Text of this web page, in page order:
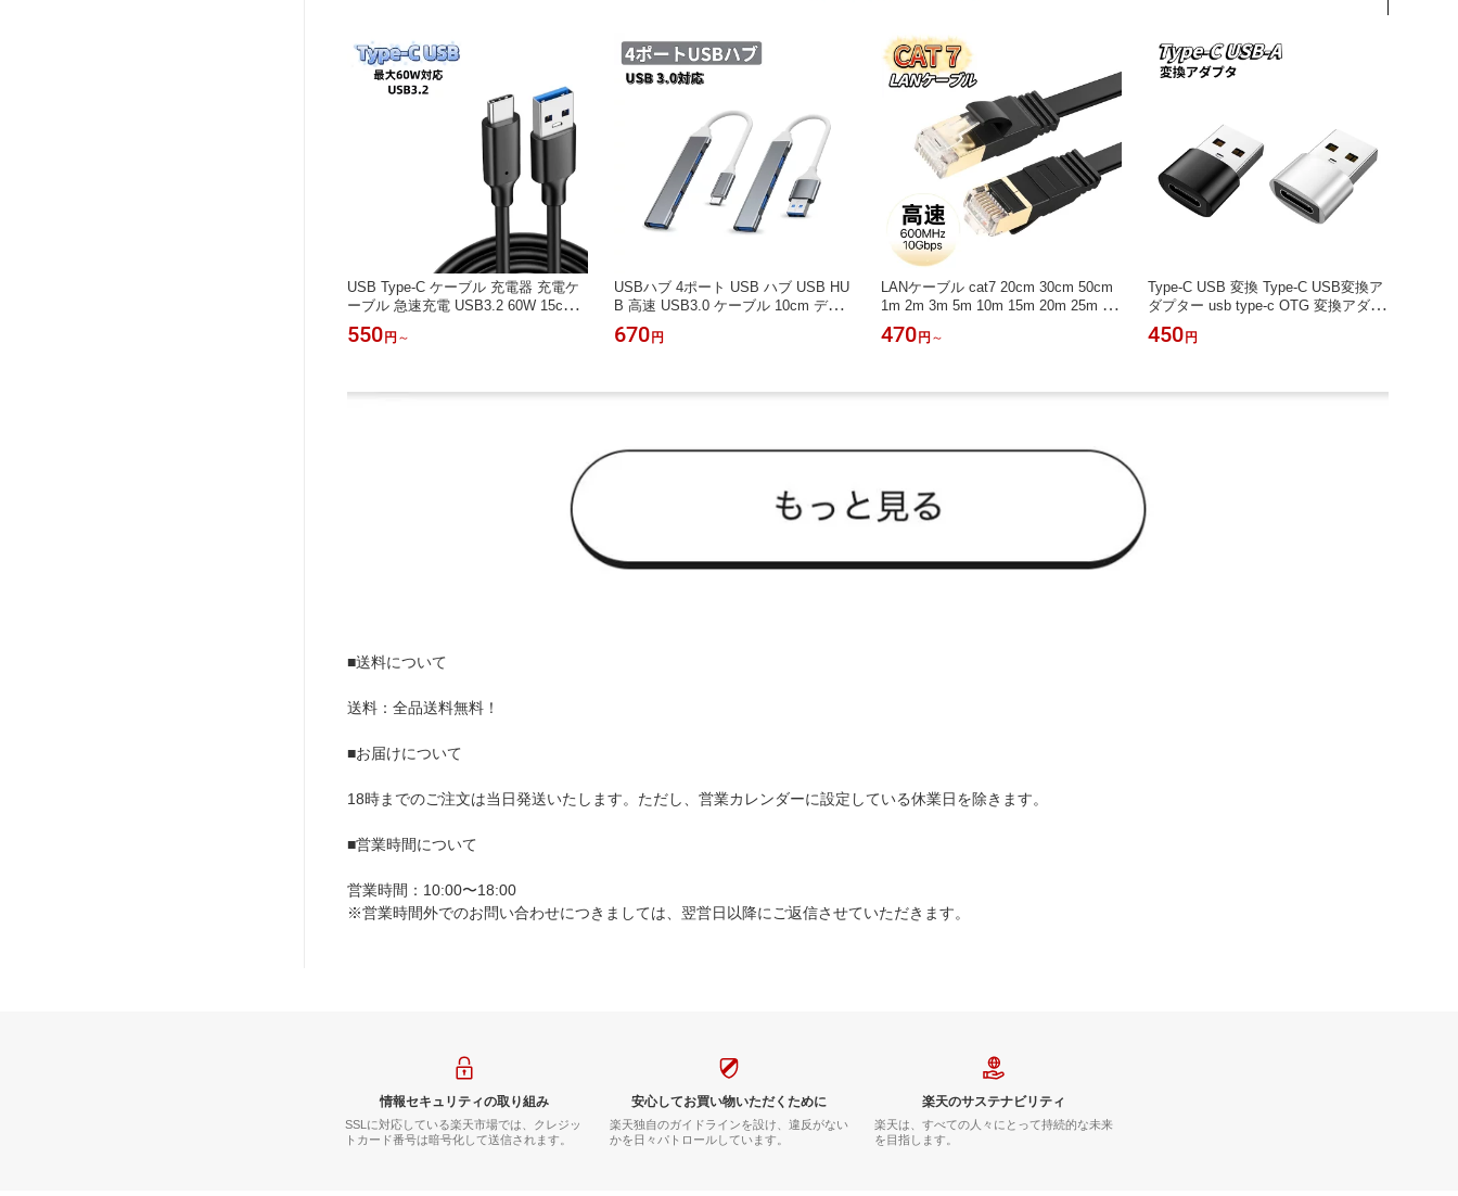
USB Type-C ケーブル 充電器 充電ケ
ーブル 急速充電 USB3.2 60W 15cm 3
0cm 50cm 1m 1.5m 2m 3m 5m
550 円 ～
USBハブ 4ポート USB ハブ USB HU
B 高速 USB3.0 ケーブル 10cm ディ
ープグレー コンパクト ノートPC 電
源 小型 拡張 4in1 変換アダプタ 変換
送料無料
670 円
LANケーブル cat7 20cm 30cm 50cm
1m 2m 3m 5m 10m 15m 20m 25m 30
m カテゴリー7 フラットケーブル 高
速 10Gbps 600MHz CAT7準拠 イーサ
速光通信 10ギガビット
470 円 ～
Type-C USB 変換 Type-C USB変換ア
ダプター usb type-c OTG 変換アダプ
ター 変換コネクタ タイプC 変換 アダ
プター Type-C to Type-A usb 変換 ケ
ン タブレット
450 円
■送料について
送料：全品送料無料！
■お届けについて
18時までのご注文は当日発送いたします。ただし、営業カレンダーに設定している休業日を除きます。
■営業時間について
営業時間：10:00〜18:00
※営業時間外でのお問い合わせにつきましては、翌営日以降にご返信させていただきます。
情報セキュリティの取り組み
SSLに対応している楽天市場では、クレジッ
トカード番号は暗号化して送信されます。
安心してお買い物いただくために
楽天独自のガイドラインを設け、違反がない
かを日々パトロールしています。
楽天のサステナビリティ
楽天は、すべての人々にとって持続的な未来
を目指します。